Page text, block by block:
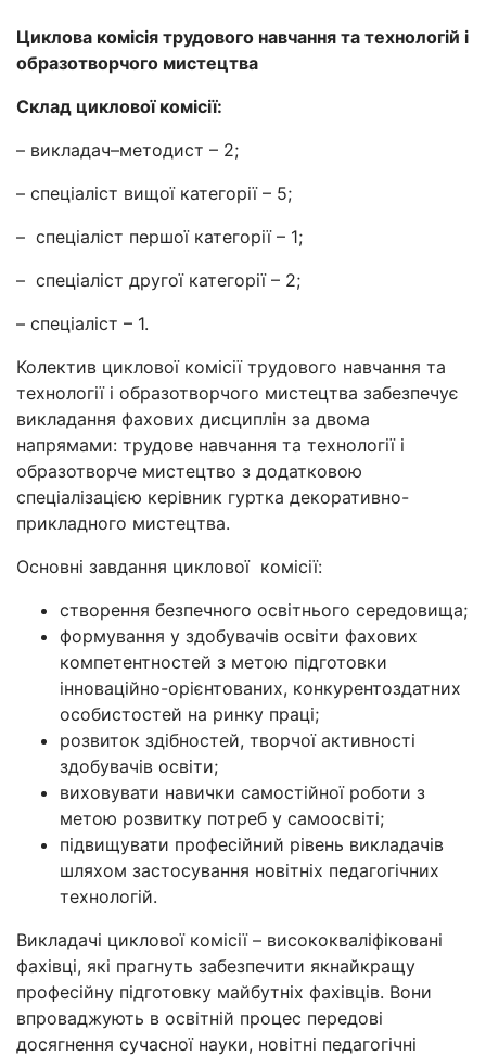
Циклова комісія трудового навчання та технологій і
образотворчого мистецтва
Склад циклової комісії:
– викладач–методист – 2;
– спеціаліст вищої категорії – 5;
– спеціаліст першої категорії – 1;
– спеціаліст другої категорії – 2;
– спеціаліст – 1.
Колектив циклової комісії трудового навчання та
технології і образотворчого мистецтва забезпечує
викладання фахових дисциплін за двома
напрямами: трудове навчання та технології і
образотворче мистецтво з додатковою
спеціалізацією керівник гуртка декоративно-
прикладного мистецтва.
Основні завдання циклової комісії:
створення безпечного освітнього середовища;
формування у здобувачів освіти фахових
компетентностей з метою підготовки
інноваційно-орієнтованих, конкурентоздатних
особистостей на ринку праці;
розвиток здібностей, творчої активності
здобувачів освіти;
виховувати навички самостійної роботи з
метою розвитку потреб у самоосвіті;
підвищувати професійний рівень викладачів
шляхом застосування новітніх педагогічних
технологій.
Викладачі циклової комісії – висококваліфіковані
фахівці, які прагнуть забезпечити якнайкращу
професійну підготовку майбутніх фахівців. Вони
впроваджують в освітній процес передові
досягнення сучасної науки, новітні педагогічні